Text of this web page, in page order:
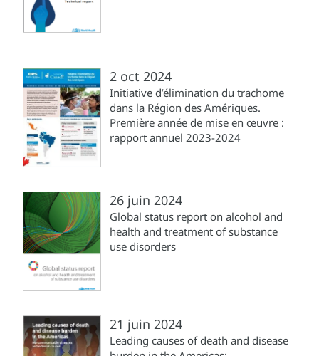
2 oct 2024
Initiative d’élimination du trachome
dans la Région des Amériques.
Première année de mise en œuvre :
rapport annuel 2023-2024
26 juin 2024
Global status report on alcohol and
health and treatment of substance
use disorders
21 juin 2024
Leading causes of death and disease